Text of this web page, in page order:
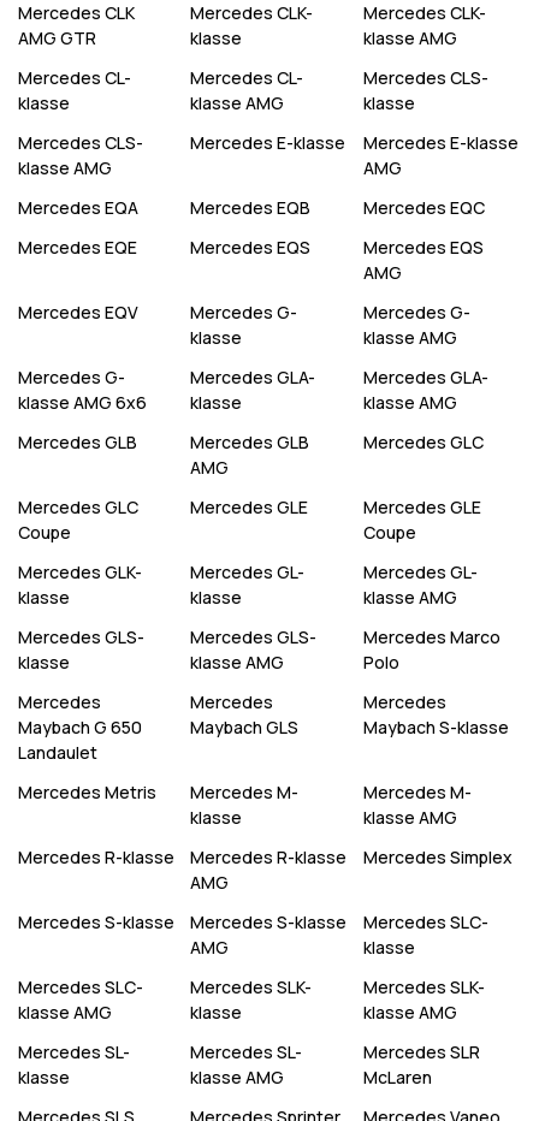
Mercedes CLK
AMG GTR
Mercedes CLK-
klasse
Mercedes CLK-
klasse AMG
Mercedes CL-
klasse
Mercedes CL-
klasse AMG
Mercedes CLS-
klasse
Mercedes CLS-
klasse AMG
Mercedes E-klasse Mercedes E-klasse
AMG
Mercedes EQA Mercedes EQB Mercedes EQC
Mercedes EQE Mercedes EQS Mercedes EQS
AMG
Mercedes EQV Mercedes G-
klasse
Mercedes G-
klasse AMG
Mercedes G-
klasse AMG 6x6
Mercedes GLA-
klasse
Mercedes GLA-
klasse AMG
Mercedes GLB Mercedes GLB
AMG
Mercedes GLC
Mercedes GLC
Coupe
Mercedes GLE Mercedes GLE
Coupe
Mercedes GLK-
klasse
Mercedes GL-
klasse
Mercedes GL-
klasse AMG
Mercedes GLS-
klasse
Mercedes GLS-
klasse AMG
Mercedes Marco
Polo
Mercedes
Maybach G 650
Landaulet
Mercedes
Maybach GLS
Mercedes
Maybach S-klasse
Mercedes Metris Mercedes M-
klasse
Mercedes M-
klasse AMG
Mercedes R-klasse Mercedes R-klasse
AMG
Mercedes Simplex
Mercedes S-klasse Mercedes S-klasse
AMG
Mercedes SLC-
klasse
Mercedes SLC-
klasse AMG
Mercedes SLK-
klasse
Mercedes SLK-
klasse AMG
Mercedes SL-
klasse
Mercedes SL-
klasse AMG
Mercedes SLR
McLaren